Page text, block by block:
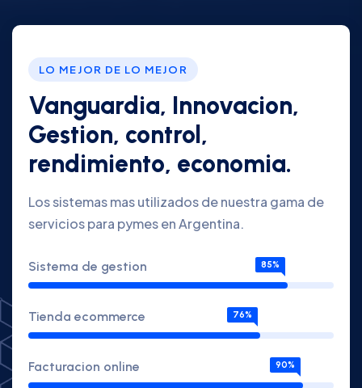
LO MEJOR DE LO MEJOR
Vanguardia, Innovacion,
Gestion, control,
rendimiento, economia.
Los sistemas mas utilizados de nuestra gama de
servicios para pymes en Argentina.
Sistema de gestion 85%
Tienda ecommerce 76%
Facturacion online 90%